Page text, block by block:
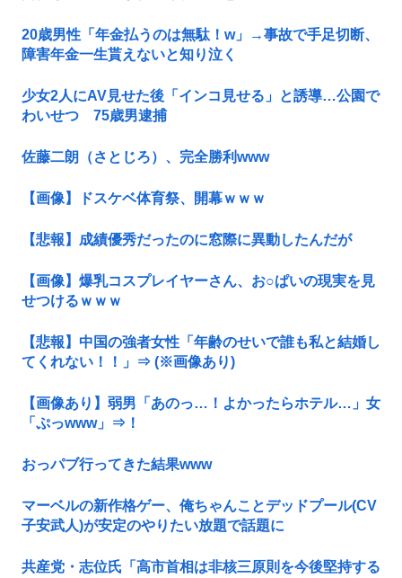
20歳男性「年金払うのは無駄！w」→事故で手足切断、
障害年金一生貰えないと知り泣く
少女2人にAV見せた後「インコ見せる」と誘導…公園で
わいせつ 75歳男逮捕
佐藤二朗（さとじろ）、完全勝利www
【画像】ドスケベ体育祭、開幕ｗｗｗ
【悲報】成績優秀だったのに窓際に異動したんだが
【画像】爆乳コスプレイヤーさん、お○ぱいの現実を見
せつけるｗｗｗ
【悲報】中国の強者女性「年齢のせいで誰も私と結婚し
てくれない！！」⇒ (※画像あり)
【画像あり】弱男「あのっ…！よかったらホテル…」女
「ぷっwww」⇒！
おっパブ行ってきた結果www
マーベルの新作格ゲー、俺ちゃんことデッドプール(CV
子安武人)が安定のやりたい放題で話題に
共産党・志位氏「高市首相は非核三原則を今後堅持する